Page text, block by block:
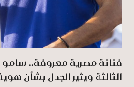
فنانة مصرية معروفة.. سامو
الثالثة ويثير الجدل بشأن